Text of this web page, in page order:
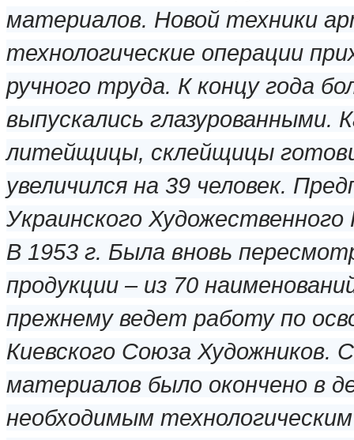
материалов. Новой техники
технологические операции
ручного труда. К концу года
выпускались глазурованными.
литейщицы, склейщицы
увеличился на 39 человек.
Украинского
В 1953 г. Была вновь
продукции – из 70
прежнему ведет работу по
Киевского Союза Художников.
материалов было окончено в
необходимым